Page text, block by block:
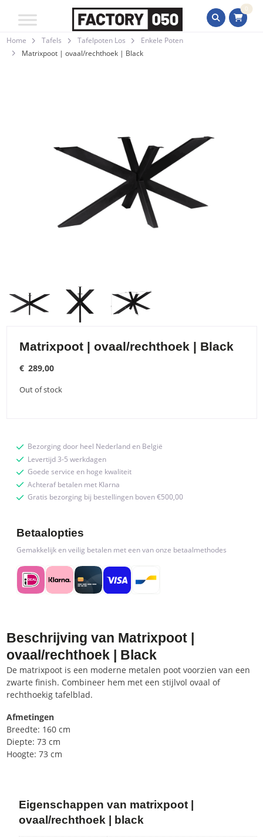
0
Home Tafels Tafelpoten Los
Enkele Poten
Matrixpoot | ovaal/rechthoek | Black
Matrixpoot | ovaal/rechthoek | Black
€ 289,00
Out of stock
Bezorging door heel Nederland en België
Levertijd 3-5 werkdagen
Goede service en hoge kwaliteit
Achteraf betalen met Klarna
Gratis bezorging bij bestellingen boven €500,00
Betaalopties
Gemakkelijk en veilig betalen met een van onze betaalmethodes
Beschrijving van Matrixpoot |
ovaal/rechthoek | Black
De matrixpoot is een moderne metalen poot voorzien van een
zwarte finish. Combineer hem met een stijlvol ovaal of
rechthoekig tafelblad.
Afmetingen
Breedte: 160 cm
Diepte: 73 cm
Hoogte: 73 cm
Eigenschappen van matrixpoot |
ovaal/rechthoek | black